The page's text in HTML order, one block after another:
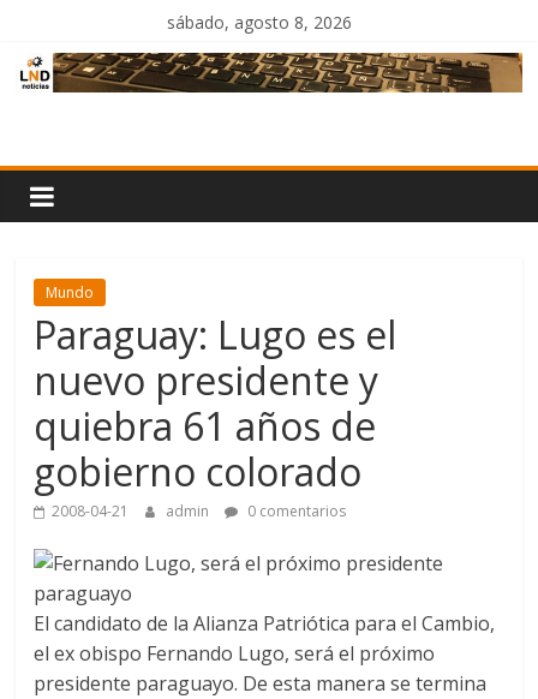
contenido
sábado, agosto 8, 2026
Noticias
Mundo
Paraguay: Lugo es el
nuevo presidente y
quiebra 61 años de
gobierno colorado
2008-04-21 admin 0 comentarios
El candidato de la Alianza Patriótica para el Cambio,
el ex obispo Fernando Lugo, será el próximo
presidente paraguayo. De esta manera se termina